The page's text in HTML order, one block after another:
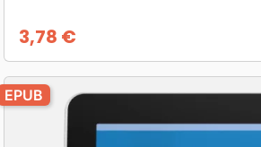
Prix
3,78 €
EPUB